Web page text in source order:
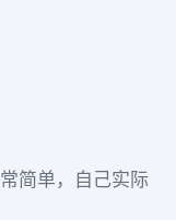
简单，自己实际